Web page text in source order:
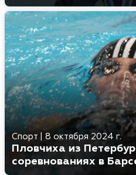
Спорт 8 октября 2024 г.
Пловчиха из
соревнованиях в